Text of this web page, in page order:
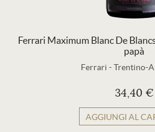
Ferrari Maximum Blanc De
papà
Ferrari -Trentino-
34,40 €
AGGIUNGI AL